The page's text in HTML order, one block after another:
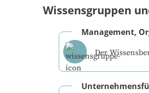
Wissensgruppen
Management,
Der